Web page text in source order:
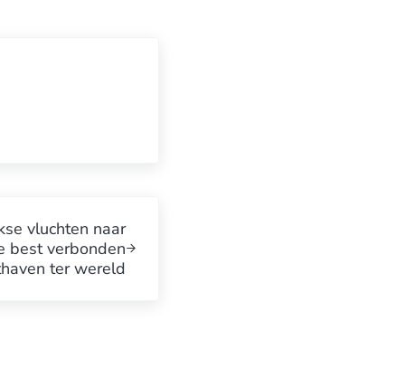
vluchten naar
best verbonden
ter wereld